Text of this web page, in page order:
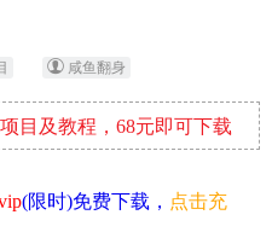
咸鱼翻身
目及教程，68元即可下载
(限时)免费下载， 点击充